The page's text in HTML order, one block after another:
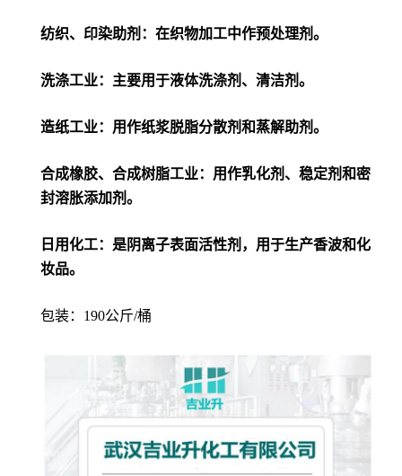
纺织、印染助剂：在织物加工中作预处理剂。
洗涤工业：主要用于液体洗涤剂、清洁剂。
造纸工业：用作纸浆脱脂分散剂和蒸解助剂。
合成橡胶、合成树脂工业：用作乳化剂、稳定剂和密
封溶胀添加剂。
日用化工：是阴离子表面活性剂，用于生产香波和化
妆品。
包装：190公斤/桶